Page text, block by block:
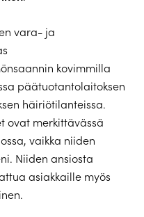
vara- ja
kovimmilla
päätuotantolaitoksen
häiriötilanteissa.
ovat merkittävässä
vaikka niiden
Niiden ansiosta
asiakkaille myös